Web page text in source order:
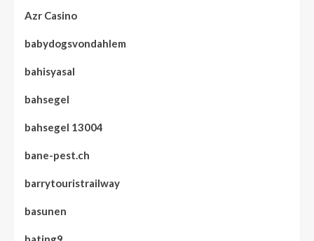
Azr Casino
babydogsvondahlem
bahisyasal
bahsegel
bahsegel 13004
bane-pest.ch
barrytouristrailway
basunen